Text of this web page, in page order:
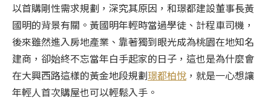
以首購剛性需求規劃，深究其原因，和璟都建設董事長黃
國明的背景有關。黃國明年輕時當過學徒、計程車司機，
後來雖然進入房地產業、靠著獨到眼光成為桃園在地知名
建商，卻始終不忘當年白手起家的日子，這也是為什麼會
在大興西路這樣的黃金地段規劃璟都柏悅 ，就是一心想讓
年輕人首次購屋也可以輕鬆入手。